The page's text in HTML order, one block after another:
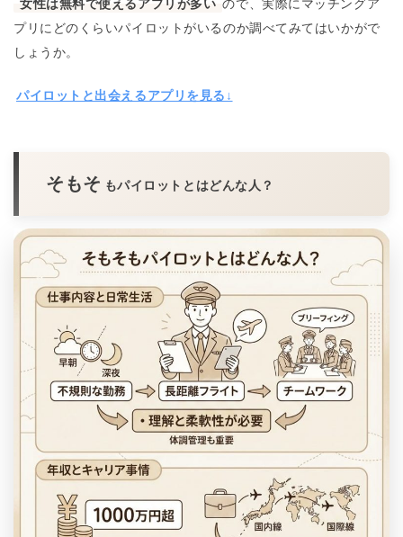
女性は無料で使えるアプリが多い ので、実際にマッチングア
プリにどのくらいパイロットがいるのか調べてみてはいかがで
しょうか。
パイロットと出会えるアプリを見る↓
そもそ もパイロットとはどんな人？